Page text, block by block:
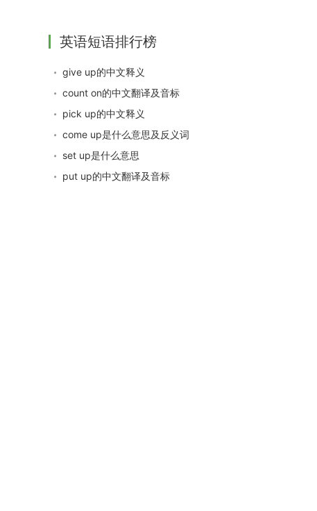
英语短语排行榜
give up的中文释义
count on的中文翻译及音标
pick up的中文释义
come up是什么意思及反义词
set up是什么意思
put up的中文翻译及音标